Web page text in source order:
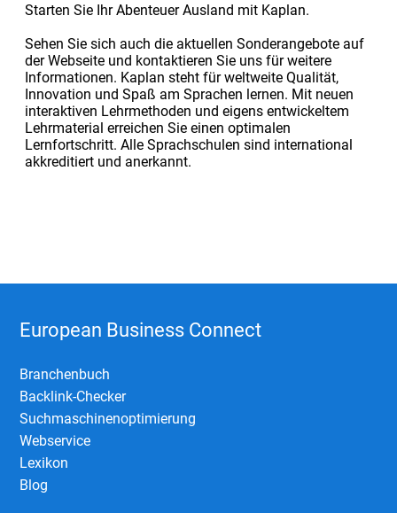
Starten Sie Ihr Abenteuer Ausland mit Kaplan.
Sehen Sie sich auch die aktuellen Sonderangebote auf
der Webseite und kontaktieren Sie uns für weitere
Informationen. Kaplan steht für weltweite Qualität,
Innovation und Spaß am Sprachen lernen. Mit neuen
interaktiven Lehrmethoden und eigens entwickeltem
Lehrmaterial erreichen Sie einen optimalen
Lernfortschritt. Alle Sprachschulen sind international
akkreditiert und anerkannt.
European Business Connect
Branchenbuch
Backlink-Checker
Suchmaschinenoptimierung
Webservice
Lexikon
Blog